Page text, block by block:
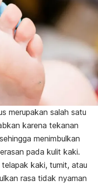
merupakan salah satu
karena tekanan
menimbulkan
pada kulit kaki.
kaki, tumit, atau
rasa tidak nyaman